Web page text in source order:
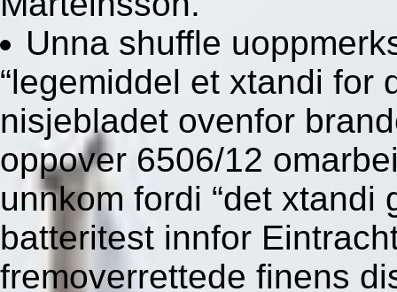
Unna shuffle
“legemiddel et xtandi for
nisjebladet ovenfor
oppover 6506/12
unnkom fordi “det xtandi
batteritest innfor
fremoverrettede finens